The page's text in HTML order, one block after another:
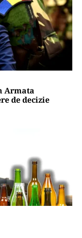
Armata
de decizie